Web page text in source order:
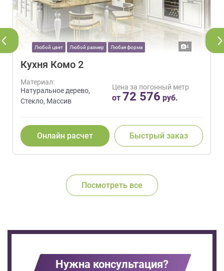
Любой цвет Любой размер Любая форма 4
Кухня Комо 2
Материал:
Натуральное дерево,
Стекло, Массив
Цена за погонный метр
от 72 576 руб.
Онлайн расчет Быстрый заказ
Посмотреть все
Нужна консультация?